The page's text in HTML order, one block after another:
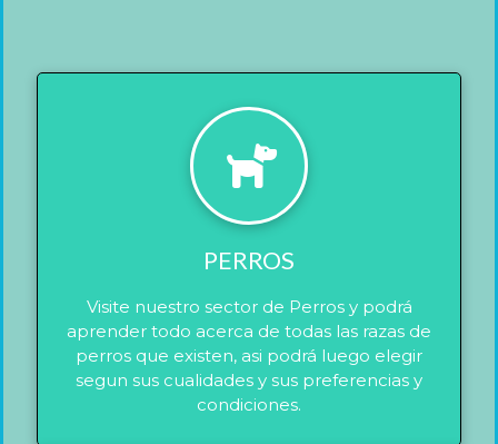
PERROS
Visite nuestro sector de Perros y podrá
aprender todo acerca de todas las razas de
perros que existen, asi podrá luego elegir
segun sus cualidades y sus preferencias y
condiciones.